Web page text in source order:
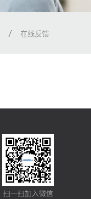
在线反馈
扫一扫加入微信